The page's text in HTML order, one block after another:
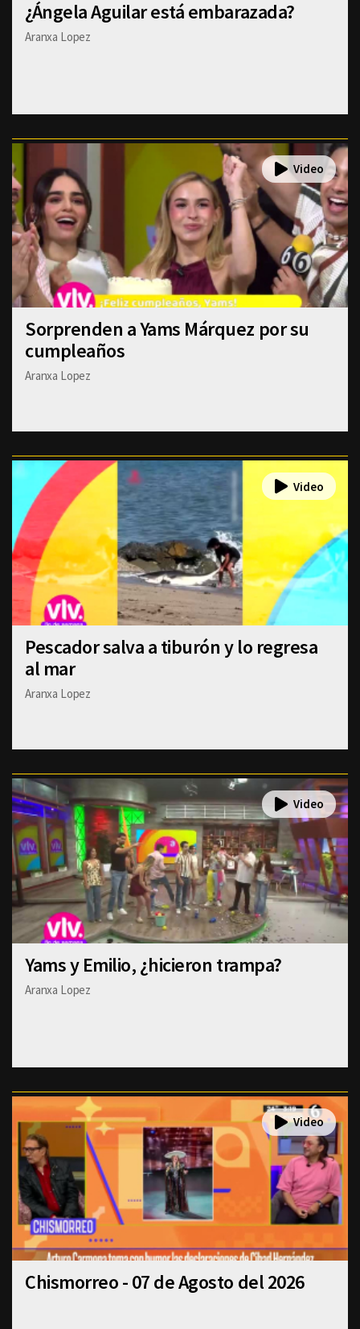
¿Ángela Aguilar está embarazada?
Aranxa Lopez
Sorprenden a Yams Márquez por su
cumpleaños
Aranxa Lopez
Pescador salva a tiburón y lo regresa
al mar
Aranxa Lopez
Yams y Emilio, ¿hicieron trampa?
Aranxa Lopez
Chismorreo - 07 de Agosto del 2026